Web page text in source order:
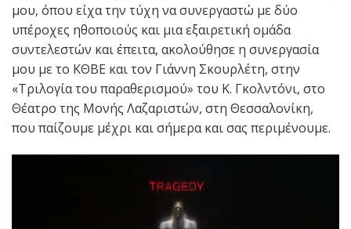
μου, όπου είχα την τύχη να συνεργαστώ με δύο
υπέροχες ηθοποιούς και μια εξαιρετική ομάδα
συντελεστών και έπειτα, ακολούθησε η συνεργασία
μου με το ΚΘΒΕ και τον Γιάννη Σκουρλέτη, στην
«Τριλογία του παραθερισμού» του Κ. Γκολντόνι, στο
Θέατρο της Μονής Λαζαριστών, στη Θεσσαλονίκη,
που παίζουμε μέχρι και σήμερα και σας περιμένουμε.